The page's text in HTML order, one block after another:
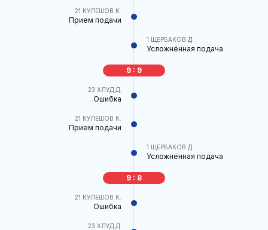
21 КУЛЕШОВ К.
Прием подачи
1 ЩЕРБАКОВ Д.
Усложнённая подача
9 : 9
23 ХЛУД Д.
Ошибка
21 КУЛЕШОВ К.
Прием подачи
1 ЩЕРБАКОВ Д.
Усложнённая подача
9 : 8
21 КУЛЕШОВ К.
Ошибка
23 ХЛУД Д.